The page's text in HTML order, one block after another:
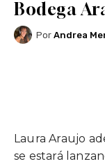
Bodega
Por Andrea
Laura Araujo
se estará